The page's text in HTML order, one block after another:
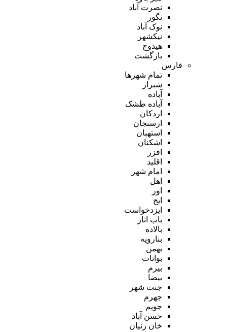
نصرت آباد
نگور
نوک آباد
نیکشهر
هیدوچ
بازگشت
فارس
تمام شهر‌ها
شیراز
آباده
آباده طشک
اردکان
ارسنجان
استهبان
اشکنان
افزر
اقلید
امام شهر
اهل
اوز
ایج
ایزدخواست
باب انار
بالاده
بنارویه
بهمن
بوانات
بیرم
بیضا
جنت شهر
جهرم
جویم
حسن آباد
خان زنیان